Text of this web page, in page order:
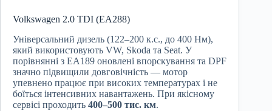
Volkswagen 2.0 TDI (EA288)
Універсальний дизель (122–200 к.с., до 400 Нм),
який використовують VW, Skoda та Seat. У
порівнянні з EA189 оновлені впорскування та DPF
значно підвищили довговічність — мотор
упевнено працює при високих температурах і не
боїться інтенсивних навантажень. При якісному
сервісі проходить 400–500 тис. км.